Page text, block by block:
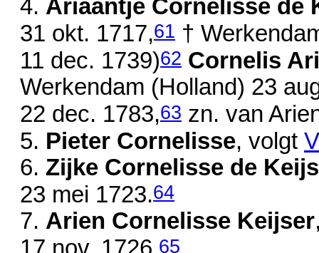
4. Ariaantje Cornelisse de
31 okt. 1717,61 †
11 dec. 1739)62 Cornelis
Werkendam (Holland) 23
22 dec. 1783,63 zn. van
5. Pieter Cornelisse, volgt
6. Zijke Cornelisse de
23 mei 1723.64
7. Arien Cornelisse Keijser
65